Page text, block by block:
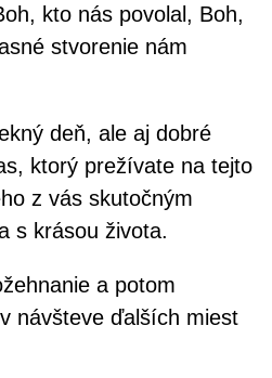
kto nás povolal, Boh,
stvorenie nám
deň, ale aj dobré
ktorý prežívate na tejto
z vás skutočným
s krásou života.
a potom
návšteve ďalších miest